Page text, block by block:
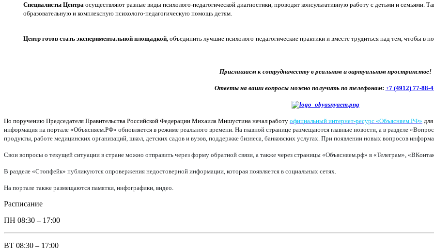
Специалисты Центра осуществляют разные виды психолого-педагогической диагностики, проводят консультативную работу с детьми и
образовательную и комплексную психолого-педагогическую помощь детям.
Центр готов стать экспериментальной площадкой, объединить лучшие психолого-педагогические практики и вместе трудиться над тем, чтобы в
Приглашаем к сотрудничеству в реальном и виртуальном пространстве!
Ответы на ваши вопросы можно получить по телефонам: +7 (4912) 77-88-
По поручению Председателя Правительства Российской Федерации Михаила Мишустина начал работу официальный интернет-ресурс «Объясняем.РФ»
информация на портале «Объясняем.РФ» обновляется в режиме реального времени. На главной странице размещаются главные новости, а в разделе
продукты, работе медицинских организаций, школ, детских садов и вузов, поддержке бизнеса, банковских услугах. При появлении новых вопросов
Свои вопросы о текущей ситуации в стране можно отправить через форму обратной связи, а также через страницы «Объясняем.рф» в «Телеграм»,
В разделе «Стопфейк» публикуются опровержения недостоверной информации, которая появляется в социальных сетях.
На портале также размещаются памятки, инфографики, видео.
Расписание
ПН 08:30 – 17:00
ВТ 08:30 – 17:00